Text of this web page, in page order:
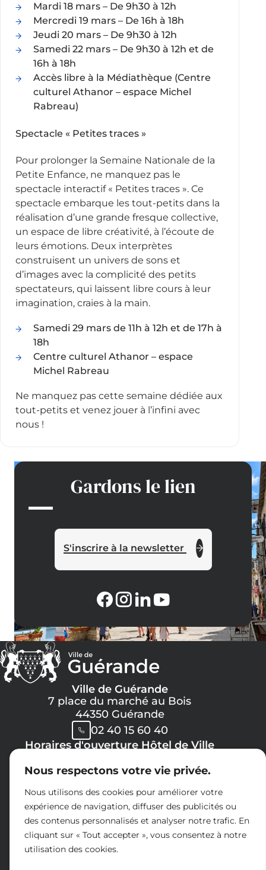
Nous respectons votre vie privée.
Nous utilisons des cookies pour améliorer votre
expérience de navigation, diffuser des publicités ou
des contenus personnalisés et analyser notre trafic. En
cliquant sur « Tout accepter », vous consentez à notre
utilisation des cookies.
Mardi 18 mars – De 9h30 à 12h
Mercredi 19 mars – De 16h à 18h
Jeudi 20 mars – De 9h30 à 12h
Samedi 22 mars – De 9h30 à 12h et de
16h à 18h
Accès libre à la Médiathèque (Centre
culturel Athanor – espace Michel
Rabreau)
Spectacle « Petites traces »
Pour prolonger la Semaine Nationale de la
Petite Enfance, ne manquez pas le
spectacle interactif « Petites traces ». Ce
spectacle embarque les tout-petits dans la
réalisation d’une grande fresque collective,
un espace de libre créativité, à l’écoute de
leurs émotions. Deux interprètes
construisent un univers de sons et
d’images avec la complicité des petits
spectateurs, qui laissent libre cours à leur
imagination, craies à la main.
Samedi 29 mars de 11h à 12h et de 17h à
18h
Centre culturel Athanor – espace
Michel Rabreau
Ne manquez pas cette semaine dédiée aux
tout-petits et venez jouer à l’infini avec
nous !
Gardons le lien
S'inscrire à la newsletter
Ville de Guérande
7 place du marché au Bois
44350 Guérande
02 40 15 60 40
Horaires d'ouverture Hôtel de Ville
Lundi, Mercredi, Jeudi, Vendredi :
08h30 -> 12h00
13h30 -> 17h30
Mardi :
8h30 -> 12h00
14h30 -> 17h30
Samedi :
09h00 -> 12h00